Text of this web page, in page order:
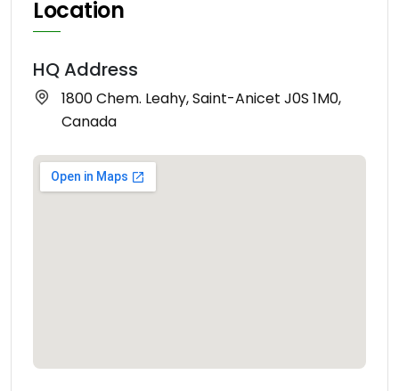
Location
HQ Address
1800 Chem. Leahy, Saint-Anicet J0S 1M0,
Canada